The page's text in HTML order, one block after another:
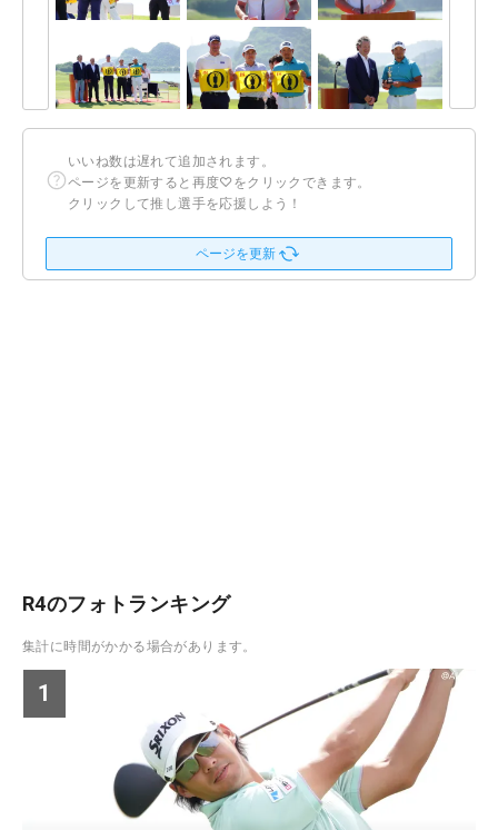
いいね数は遅れて追加されます。
ページを更新すると再度♡をクリックできます。
クリックして推し選手を応援しよう！
ページを更新
R4のフォトランキング
集計に時間がかかる場合があります。
1